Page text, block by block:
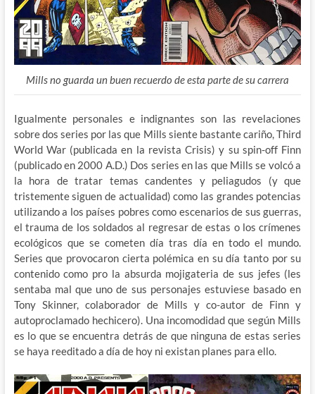
Mills no guarda un buen recuerdo de esta parte de su carrera
Igualmente personales e indignantes son las revelaciones
sobre dos series por las que Mills siente bastante cariño, Third
World War (publicada en la revista Crisis) y su spin-off Finn
(publicado en 2000 A.D.) Dos series en las que Mills se volcó a
la hora de tratar temas candentes y peliagudos (y que
tristemente siguen de actualidad) como las grandes potencias
utilizando a los países pobres como escenarios de sus guerras,
el trauma de los soldados al regresar de estas o los crímenes
ecológicos que se cometen día tras día en todo el mundo.
Series que provocaron cierta polémica en su día tanto por su
contenido como pro la absurda mojigateria de sus jefes (les
sentaba mal que uno de sus personajes estuviese basado en
Tony Skinner, colaborador de Mills y co-autor de Finn y
autoproclamado hechicero). Una incomodidad que según Mills
es lo que se encuentra detrás de que ninguna de estas series
se haya reeditado a día de hoy ni existan planes para ello.